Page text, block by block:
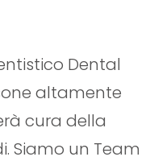
Dental
altamente
cura della
Siamo un Team